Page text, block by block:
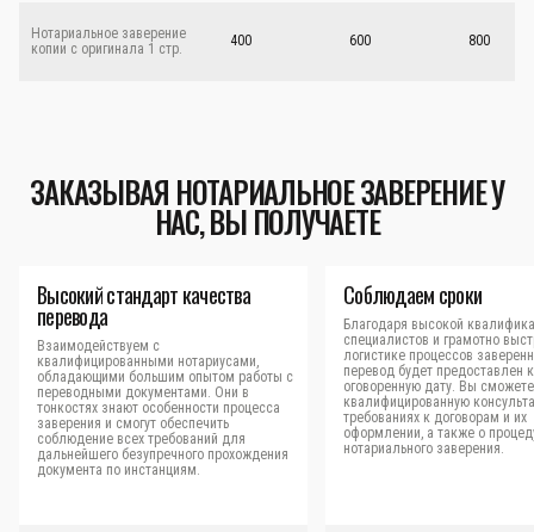
Нотариальное заверение
копии с оригинала 1 стр.
400 600 800
ЗАКАЗЫВАЯ НОТАРИАЛЬНОЕ ЗАВЕРЕНИЕ У
НАС, ВЫ ПОЛУЧАЕТЕ
Высокий стандарт качества
перевода
Взаимодействуем с
квалифицированными нотариусами,
обладающими большим опытом работы с
переводными документами. Они в
тонкостях знают особенности процесса
заверения и смогут обеспечить
соблюдение всех требований для
дальнейшего безупречного прохождения
документа по инстанциям.
Соблюдаем сроки
Благодаря высокой
специалистов и грамотно
логистике процессов
перевод будет предоставлен
оговоренную дату. Вы
квалифицированную
требованиях к договорам и их
оформлении, а также о
нотариального заверения.